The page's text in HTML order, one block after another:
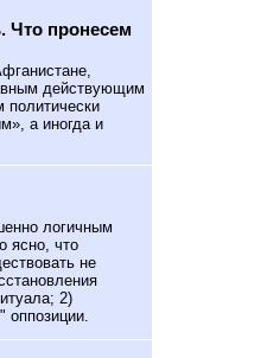
Что пронесем
действующим
а иногда и
логичным
ясно, что
не
2)
оппозиции.